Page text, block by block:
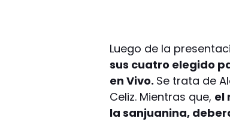
Luego de la
sus cuatro elegido
en Vivo. Se trata de
Celiz. Mientras que, el
la sanjuanina,